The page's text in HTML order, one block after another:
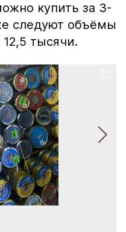
купить за 3-
следуют объёмы
тысячи.